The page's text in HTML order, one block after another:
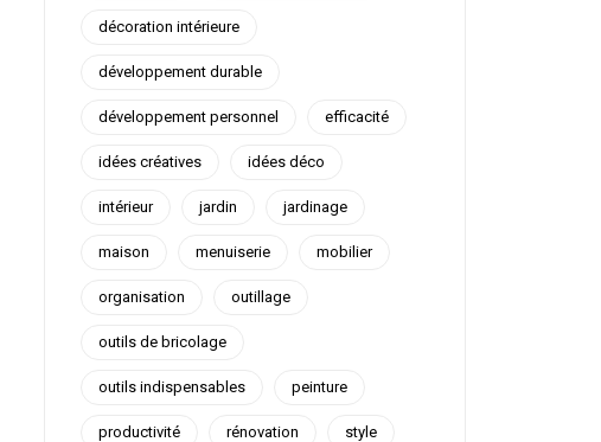
décoration intérieure
développement durable
développement personnel efficacité
idées créatives idées déco
intérieur jardin jardinage
maison menuiserie mobilier
organisation outillage
outils de bricolage
outils indispensables peinture
productivité rénovation style